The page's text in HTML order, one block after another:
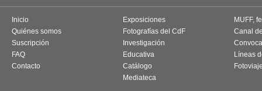
Inicio
Quiénes somos
Suscripción
FAQ
Contacto
Exposiciones
Fotografías del CdF
Investigación
Educativa
Catálogo
Mediateca
MUFF,
Canal
Líneas